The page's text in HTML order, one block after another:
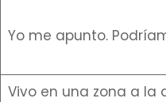
Yo me apunto.
Vivo en una zona a la